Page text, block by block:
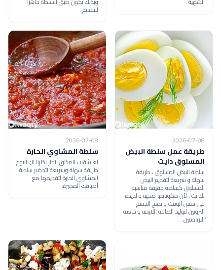
للتقديم .
2026-07-08
طريقة عمل سلطة البيض
المسلوق دايت
سلطة البيض المسلوق ، طريقة
سهلة و سريعة لتقديم البيض
المسلوق كسلطة خفيفة مناسبة
للدايت ، لأن مكوناتها صحية و لذيذة
في نفس الوقت و تمنح الجسم
البروتين لتوليد الطاقة اللازمة و خاصة
ً للرياضيين .
2026-07-08
سلطة المشاوي الحارة
لعاشقات المذاق الحار اخترنا لكِ اليوم
طريقة سهلة وسريعة لتحضير سلطة
المشاوي الحارة لتقديمها مع
أطباقك المميزة.